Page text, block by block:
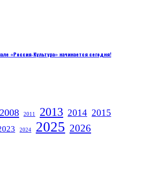
«Россия‑Культура» начинается сегодня!
2008 2011 2013 2014 2015
2024 2025 2026